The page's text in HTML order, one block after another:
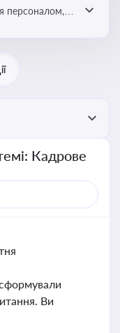
персоналом,
Кадрове
Ви